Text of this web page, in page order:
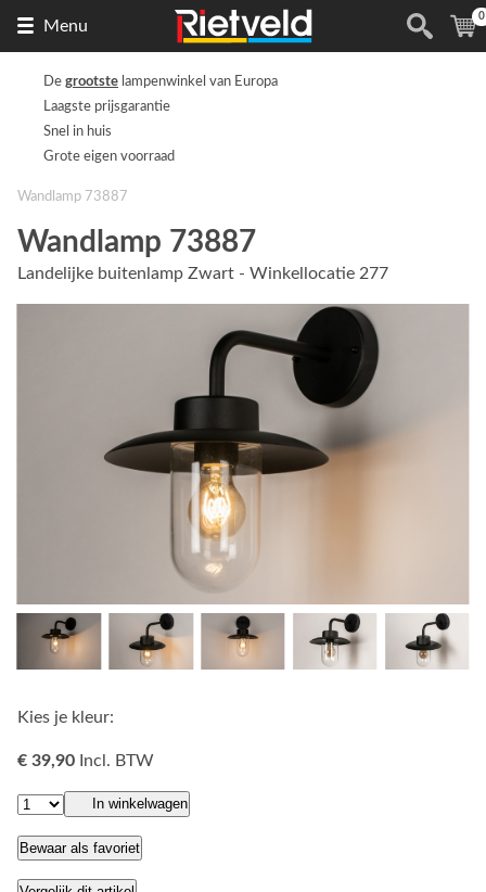
Menu
de
(
0
De grootste lampenwinkel van Europa
Laagste prijsgarantie
Snel in huis
Grote eigen voorraad
Wandlamp 73887
Wandlamp 73887
Landelijke buitenlamp Zwart - Winkellocatie 277
Kies je kleur:
€ 39,90 Incl. BTW
In winkelwagen
Bewaar als favoriet